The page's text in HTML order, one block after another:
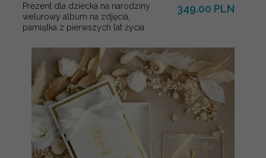
Prezent dla dziecka na narodziny
welurowy album na zdjęcia,
pamiątka z pierwszych lat życia
349.00 PLN